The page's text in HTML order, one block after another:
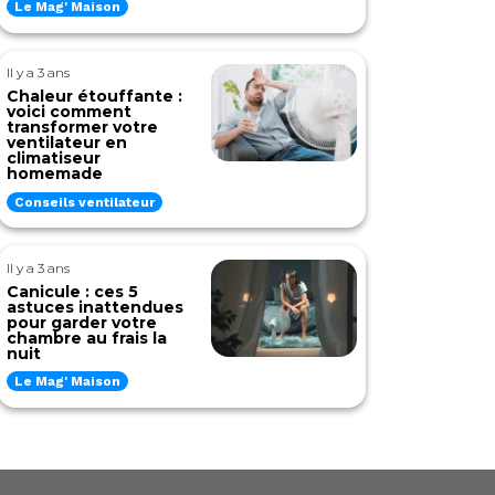
Le Mag' Maison
Il y a 3 ans
Chaleur étouffante :
voici comment
transformer votre
ventilateur en
climatiseur
homemade
Conseils ventilateur
Il y a 3 ans
Canicule : ces 5
astuces inattendues
pour garder votre
chambre au frais la
nuit
Le Mag' Maison